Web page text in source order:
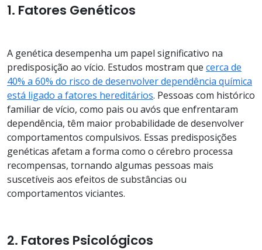
1. Fatores Genéticos
A genética desempenha um papel significativo na
predisposição ao vício. Estudos mostram que cerca de
40% a 60% do risco de desenvolver dependência química
está ligado a fatores hereditários. Pessoas com histórico
familiar de vício, como pais ou avós que enfrentaram
dependência, têm maior probabilidade de desenvolver
comportamentos compulsivos. Essas predisposições
genéticas afetam a forma como o cérebro processa
recompensas, tornando algumas pessoas mais
suscetíveis aos efeitos de substâncias ou
comportamentos viciantes.
2. Fatores Psicológicos